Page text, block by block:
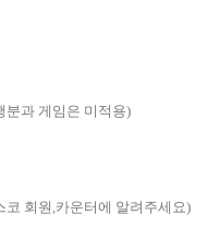
분과 게임은 미적용)
코 회원,카운터에 알려주세요)